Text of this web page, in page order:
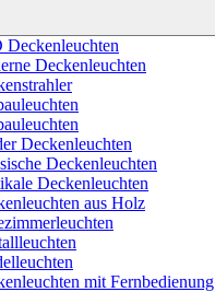
Deckenleuchten
Deckenleuchten
Deckenleuchten
Deckenleuchten
Deckenleuchten
aus Holz
mit Fernbedienung